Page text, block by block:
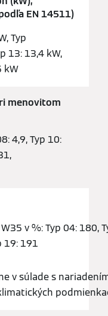
EN 14511)
Typ
13: 13,4 kW,
kW
menovitom
4,9, Typ 10:
v %: Typ 04: 180,
19: 191
v súlade s